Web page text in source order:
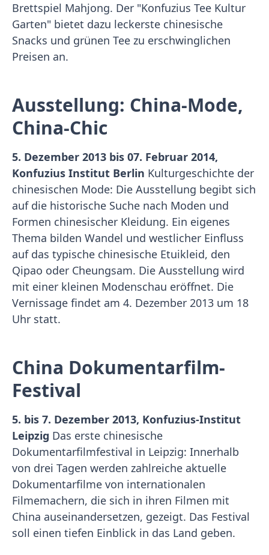
Brettspiel Mahjong. Der "Konfuzius Tee Kultur
Garten" bietet dazu leckerste chinesische
Snacks und grünen Tee zu erschwinglichen
Preisen an.
Ausstellung: China-Mode,
China-Chic
5. Dezember 2013 bis 07. Februar 2014,
Konfuzius Institut Berlin Kulturgeschichte der
chinesischen Mode: Die Ausstellung begibt sich
auf die historische Suche nach Moden und
Formen chinesischer Kleidung. Ein eigenes
Thema bilden Wandel und westlicher Einfluss
auf das typische chinesische Etuikleid, den
Qipao oder Cheungsam. Die Ausstellung wird
mit einer kleinen Modenschau eröffnet. Die
Vernissage findet am 4. Dezember 2013 um 18
Uhr statt.
China Dokumentarfilm-
Festival
5. bis 7. Dezember 2013, Konfuzius-Institut
Leipzig Das erste chinesische
Dokumentarfilmfestival in Leipzig: Innerhalb
von drei Tagen werden zahlreiche aktuelle
Dokumentarfilme von internationalen
Filmemachern, die sich in ihren Filmen mit
China auseinandersetzen, gezeigt. Das Festival
soll einen tiefen Einblick in das Land geben.